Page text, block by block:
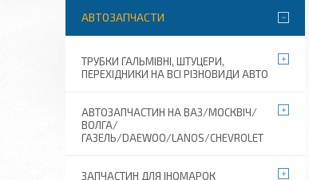
АВТОЗАПЧАСТИ
ТРУБКИ ГАЛЬМІВНІ, ШТУЦЕРИ,
ПЕРЕХІДНИКИ НА ВСІ РІЗНОВИДИ АВТО
АВТОЗАПЧАСТИН НА ВАЗ/МОСКВІЧ/
ВОЛГА/
ГАЗЕЛЬ/DAEWOO/LANOS/CHEVROLET
ЗАПЧАСТИН ДЛЯ ІНОМАРОК